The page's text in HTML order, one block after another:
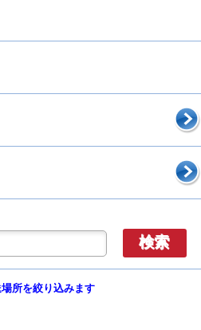
検索
所を絞り込みます